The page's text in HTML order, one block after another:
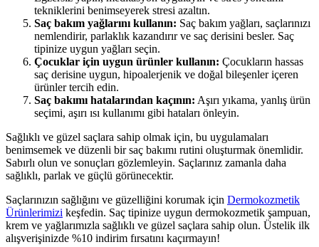
tekniklerini benimseyerek stresi azaltın.
Saç bakım yağlarını kullanın: Saç bakım yağları, saçlarınızı
nemlendirir, parlaklık kazandırır ve saç derisini besler. Saç
tipinize uygun yağları seçin.
Çocuklar için uygun ürünler kullanın: Çocukların hassas
saç derisine uygun, hipoalerjenik ve doğal bileşenler içeren
ürünler tercih edin.
Saç bakımı hatalarından kaçının: Aşırı yıkama, yanlış ürün
seçimi, aşırı ısı kullanımı gibi hataları önleyin.
Sağlıklı ve güzel saçlara sahip olmak için, bu uygulamaları
benimsemek ve düzenli bir saç bakımı rutini oluşturmak önemlidir.
Sabırlı olun ve sonuçları gözlemleyin. Saçlarınız zamanla daha
sağlıklı, parlak ve güçlü görünecektir.
Saçlarınızın sağlığını ve güzelliğini korumak için Dermokozmetik
Ürünlerimizi keşfedin. Saç tipinize uygun dermokozmetik şampuan,
krem ve yağlarımızla sağlıklı ve güzel saçlara sahip olun. Üstelik ilk
alışverişinizde %10 indirim fırsatını kaçırmayın!